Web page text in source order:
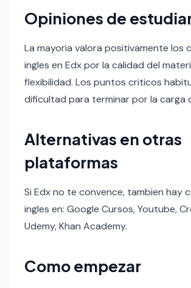
Opiniones de
La mayoria valora positivamente los
ingles en Edx por la calidad del
flexibilidad. Los puntos criticos
dificultad para terminar por la carga
Alternativas en otras
plataformas
Si Edx no te convence, tambien hay
ingles en: Google Cursos, Youtube,
Udemy, Khan Academy.
Como empezar